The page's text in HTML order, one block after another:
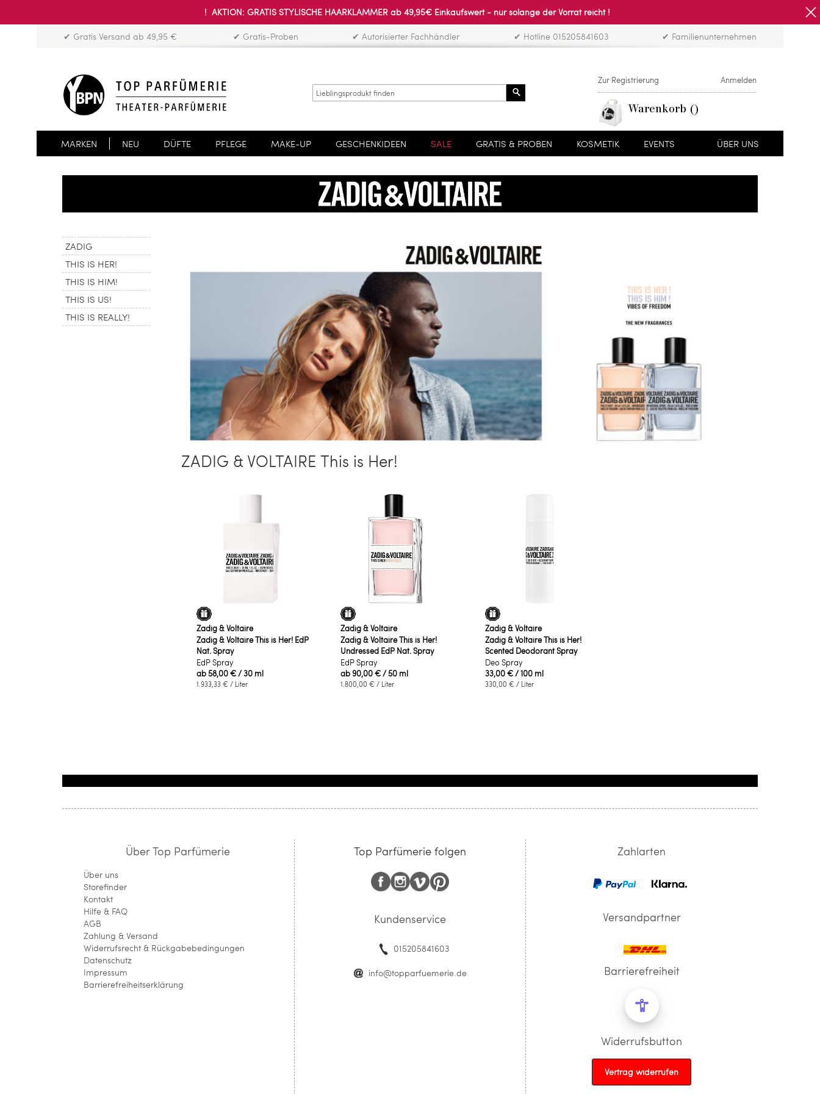
! AKTION: GRATIS STYLISCHE HAARKLAMMER ab 49,95€ Einkaufswert - nur solange der Vorrat reicht !
✔ Gratis Versand ab 49,95 € ✔ Gratis-Proben ✔ Autorisierter Fachhändler ✔ Hotline 015205841603 ✔ Familienunternehmen
Zur Registrierung Anmelden
Warenkorb
MARKEN NEU DÜFTE PFLEGE MAKE-UP GESCHENKIDEEN SALE GRATIS & PROBEN KOSMETIK EVENTS ÜBER UNS
ZADIG
THIS IS HER!
THIS IS HIM!
THIS IS US!
THIS IS REALLY!
ZADIG & VOLTAIRE This is Her!
Zadig & Voltaire
Zadig & Voltaire This is Her! EdP
Nat. Spray
EdP Spray
ab58,00 €/ 30 ml
1.933,33 € / Liter
Zadig & Voltaire
Zadig & Voltaire This is Her!
Undressed EdP Nat. Spray
EdP Spray
ab90,00 €/ 50 ml
1.800,00 € / Liter
Zadig & Voltaire
Zadig & Voltaire This is Her!
Scented Deodorant Spray
Deo Spray
33,00 €/ 100 ml
330,00 € / Liter
Über Top Parfümerie
Über uns
Storefinder
Kontakt
Hilfe & FAQ
AGB
Zahlung & Versand
Widerrufsrecht & Rückgabebedingungen
Datenschutz
Impressum
Barrierefreiheitserklärung
Top Parfümerie folgen
Kundenservice
015205841603
info@topparfuemerie.de
Zahlarten
Versandpartner
Barrierefreiheit
Widerrufsbutton
Vertrag widerrufen